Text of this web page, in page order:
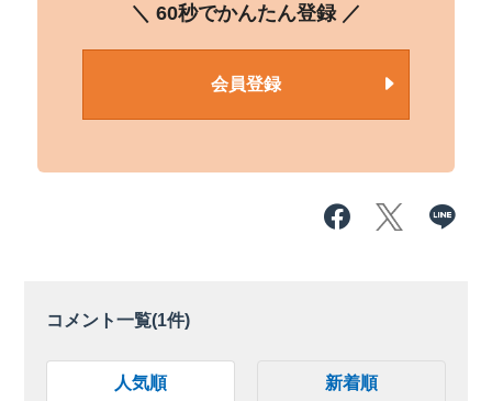
＼ 60秒でかんたん登録 ／
会員登録
コメント一覧(1件)
人気順 新着順